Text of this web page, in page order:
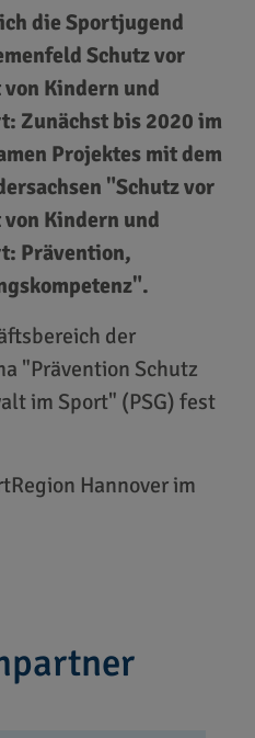
die Sportjugend
Schutz vor
Kindern und
Zunächst bis 2020 im
Projektes mit dem
"Schutz vor
Kindern und
Prävention,
der
"Prävention Schutz
im Sport" (PSG) fest
Hannover im